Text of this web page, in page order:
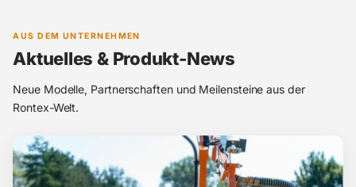
AUS DEM UNTERNEHMEN
Aktuelles & Produkt-News
Neue Modelle, Partnerschaften und Meilensteine aus der
Rontex-Welt.